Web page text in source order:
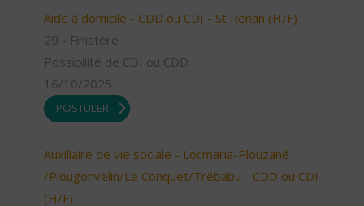
Aide à domicile - CDD ou CDI - St Renan (H/F)
29 - Finistère
Possibilité de CDI ou CDD
16/10/2025
POSTULER
Auxiliaire de vie sociale - Locmaria-Plouzané
/Plougonvelin/Le Conquet/Trébabu - CDD ou CDI
(H/F)